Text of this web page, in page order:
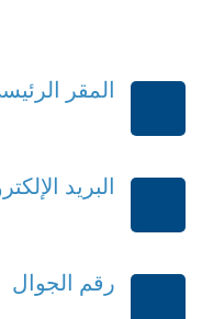
المقر
البريد
رقم الجوال